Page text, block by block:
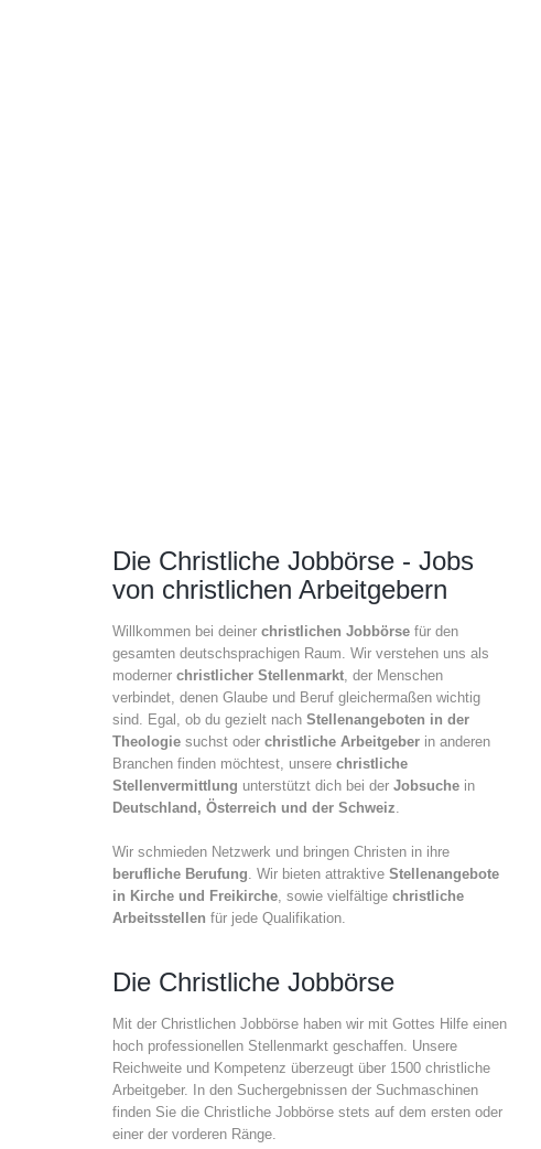
Die Christliche Jobbörse - Jobs
von christlichen Arbeitgebern
Willkommen bei deiner christlichen Jobbörse für den
gesamten deutschsprachigen Raum. Wir verstehen uns als
moderner christlicher Stellenmarkt , der Menschen
verbindet, denen Glaube und Beruf gleichermaßen wichtig
sind. Egal, ob du gezielt nach Stellenangeboten in der
Theologie suchst oder christliche Arbeitgeber in anderen
Branchen finden möchtest, unsere christliche
Stellenvermittlung unterstützt dich bei der Jobsuche in
Deutschland, Österreich und der Schweiz
Wir schmieden Netzwerk und bringen Christen in ihre
berufliche Berufung . Wir bieten attraktive Stellenangebote
in Kirche und Freikirche , sowie vielfältige christliche
Arbeitsstellen für jede Qualifikation.
Die Christliche Jobbörse
Mit der Christlichen Jobbörse haben wir mit Gottes Hilfe einen
hoch professionellen Stellenmarkt geschaffen. Unsere
Reichweite und Kompetenz überzeugt über 1500 christliche
Arbeitgeber. In den Suchergebnissen der Suchmaschinen
finden Sie die Christliche Jobbörse stets auf dem ersten oder
einer der vorderen Ränge.